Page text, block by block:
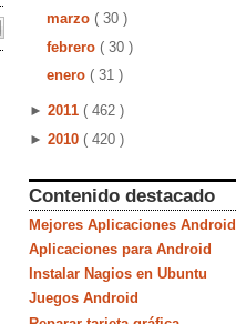
marzo ( 30 )
febrero ( 30 )
enero ( 31 )
► 2011 ( 462 )
► 2010 ( 420 )
Contenido destacado
Mejores Aplicaciones Android
Aplicaciones para Android
Instalar Nagios en Ubuntu
Juegos Android